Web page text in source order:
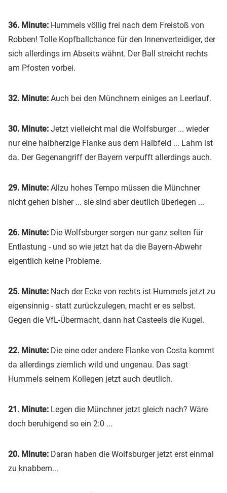
36. Minute: Hummels völlig frei nach dem Freistoß von
Robben! Tolle Kopfballchance für den Innenverteidiger, der
sich allerdings im Abseits wähnt. Der Ball streicht rechts
am Pfosten vorbei.
32. Minute: Auch bei den Münchnern einiges an Leerlauf.
30. Minute: Jetzt vielleicht mal die Wolfsburger ... wieder
nur eine halbherzige Flanke aus dem Halbfeld ... Lahm ist
da. Der Gegenangriff der Bayern verpufft allerdings auch.
29. Minute: Allzu hohes Tempo müssen die Münchner
nicht gehen bisher ... sie sind aber deutlich überlegen ...
26. Minute: Die Wolfsburger sorgen nur ganz selten für
Entlastung - und so wie jetzt hat da die Bayern-Abwehr
eigentlich keine Probleme.
25. Minute: Nach der Ecke von rechts ist Hummels jetzt zu
eigensinnig - statt zurückzulegen, macht er es selbst.
Gegen die VfL-Übermacht, dann hat Casteels die Kugel.
22. Minute: Die eine oder andere Flanke von Costa kommt
da allerdings ziemlich wild und ungenau. Das sagt
Hummels seinem Kollegen jetzt auch deutlich.
21. Minute: Legen die Münchner jetzt gleich nach? Wäre
doch beruhigend so ein 2:0 ...
20. Minute: Daran haben die Wolfsburger jetzt erst einmal
zu knabbern...